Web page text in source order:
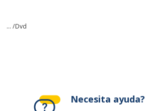
... /Dvd
Necesita ayuda?